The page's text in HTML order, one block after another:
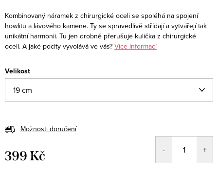
Kombinovaný náramek z chirurgické oceli se spoléhá na spojení
howlitu a lávového kamene. Ty se spravedlivě střídají a vytvářejí tak
unikátní harmonii. Tu jen drobně přerušuje kulička z chirurgické
oceli. A jaké pocity vyvolává ve vás? Více informací
Velikost
Možnosti doručení
399 Kč